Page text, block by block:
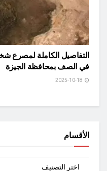
التفاصيل الكاملة لمصرع
في الصف بمحافظة الجيزة
الأقسام